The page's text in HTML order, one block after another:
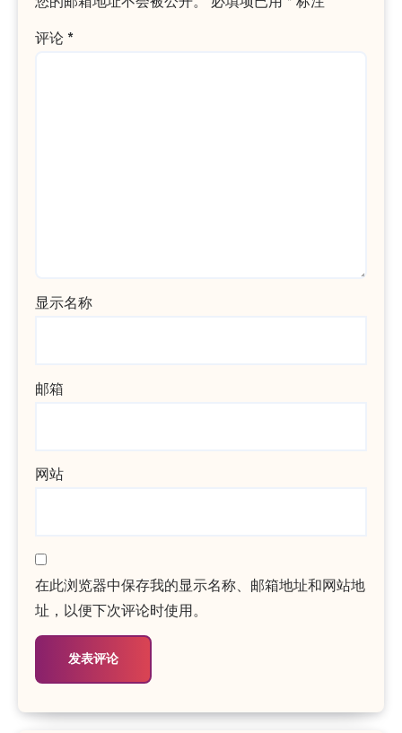
评论 *
显示名称
邮箱
网站
在此浏览器中保存我的显示名称、邮箱地址和网站地
址，以便下次评论时使用。